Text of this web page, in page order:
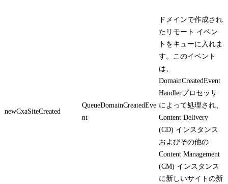
newCxaSiteCreated
QueueDomainCreatedEve
nt
ドメインで作成され
たリモート イベン
トをキューに入れま
す。このイベント
は、
DomainCreatedEvent
Handlerプロセッサ
によって処理され、
Content Delivery
(CD) インスタンス
およびその他の
Content Management
(CM) インスタンス
に新しいサイトの新